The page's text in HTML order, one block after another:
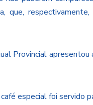
que,
Provincial
especial foi servido